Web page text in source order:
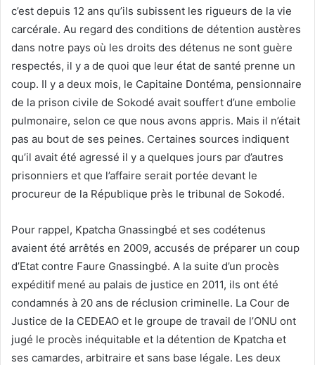
c’est depuis 12 ans qu’ils subissent les rigueurs de la vie
carcérale. Au regard des conditions de détention austères
dans notre pays où les droits des détenus ne sont guère
respectés, il y a de quoi que leur état de santé prenne un
coup. Il y a deux mois, le Capitaine Dontéma, pensionnaire
de la prison civile de Sokodé avait souffert d’une embolie
pulmonaire, selon ce que nous avons appris. Mais il n’était
pas au bout de ses peines. Certaines sources indiquent
qu’il avait été agressé il y a quelques jours par d’autres
prisonniers et que l’affaire serait portée devant le
procureur de la République près le tribunal de Sokodé.
Pour rappel, Kpatcha Gnassingbé et ses codétenus
avaient été arrêtés en 2009, accusés de préparer un coup
d’Etat contre Faure Gnassingbé. A la suite d’un procès
expéditif mené au palais de justice en 2011, ils ont été
condamnés à 20 ans de réclusion criminelle. La Cour de
Justice de la CEDEAO et le groupe de travail de l’ONU ont
jugé le procès inéquitable et la détention de Kpatcha et
ses camardes, arbitraire et sans base légale. Les deux